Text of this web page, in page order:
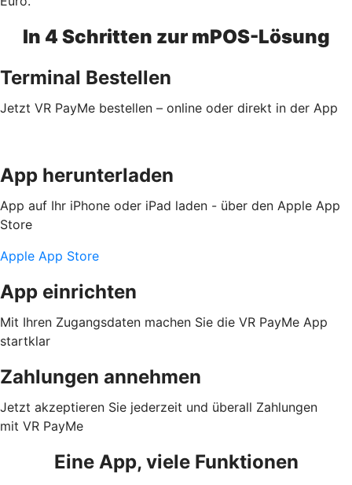
In 4 Schritten zur mPOS-Lösung
Terminal Bestellen
Jetzt VR PayMe bestellen – online oder direkt in der App
App herunterladen
App auf Ihr iPhone oder iPad laden - über den Apple App
Store
Apple App Store
App einrichten
Mit Ihren Zugangsdaten machen Sie die VR PayMe App
startklar
Zahlungen annehmen
Jetzt akzeptieren Sie jederzeit und überall Zahlungen
mit VR PayMe
Eine App, viele Funktionen